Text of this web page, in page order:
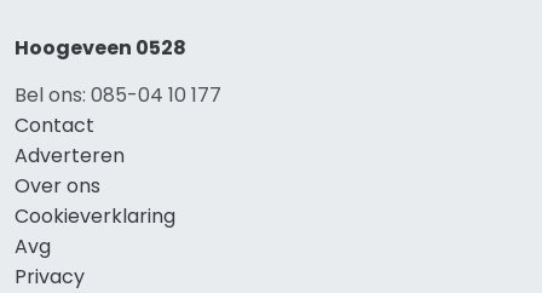
Hoogeveen 0528
Bel ons: 085-04 10 177
Contact
Adverteren
Over ons
Cookieverklaring
Avg
Privacy